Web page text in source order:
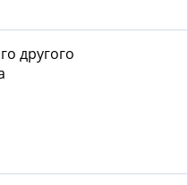
другого